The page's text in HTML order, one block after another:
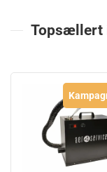
Topsællert